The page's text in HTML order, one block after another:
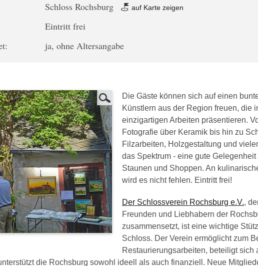
Schloss Rochsburg auf Karte zeigen
Eintritt frei
ja, ohne Altersangabe
Die Gäste können sich auf einen
Künstlern aus der Region freuen, die
einzigartigen Arbeiten präsentieren.
Fotografie über Keramik bis hin zu
Filzarbeiten, Holzgestaltung und
das Spektrum - eine gute
Staunen und Shoppen. An
wird es nicht fehlen. Eintritt frei!
Der Schlossverein Rochsburg e.V.,
Freunden und Liebhabern der
zusammensetzt, ist eine wichtige
Schloss. Der Verein ermöglicht zum
Restaurierungsarbeiten, beteiligt sich
die Rochsburg sowohl ideell als auch finanziell. Neue